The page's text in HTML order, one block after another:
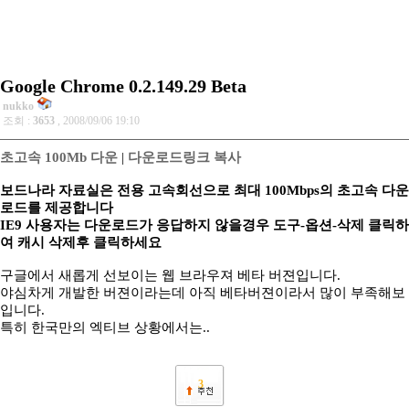
Google Chrome 0.2.149.29 Beta
nukko
조회 : 3653 , 2008/09/06 19:10
초고속 100Mb 다운 | 다운로드링크 복사
보드나라 자료실은 전용 고속회선으로 최대 100Mbps의 초고속 다운
로드를 제공합니다
IE9 사용자는 다운로드가 응답하지 않을경우 도구-옵션-삭제 클릭하
여 캐시 삭제후 클릭하세요
구글에서 새롭게 선보이는 웹 브라우져 베타 버젼입니다.
야심차게 개발한 버젼이라는데 아직 베타버젼이라서 많이 부족해보
입니다.
특히 한국만의 엑티브 상황에서는..
3